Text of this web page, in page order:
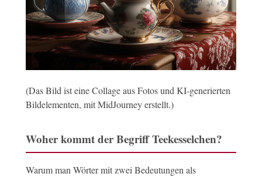
(Das Bild ist eine Collage aus Fotos und KI-generierten
Bildelementen, mit MidJourney erstellt.)
Woher kommt der Begriff Teekesselchen?
Warum man Wörter mit zwei Bedeutungen als